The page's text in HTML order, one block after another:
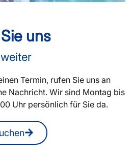
uns
Termin, rufen Sie uns an
Nachricht. Wir sind Montag bis
Uhr persönlich für Sie da.